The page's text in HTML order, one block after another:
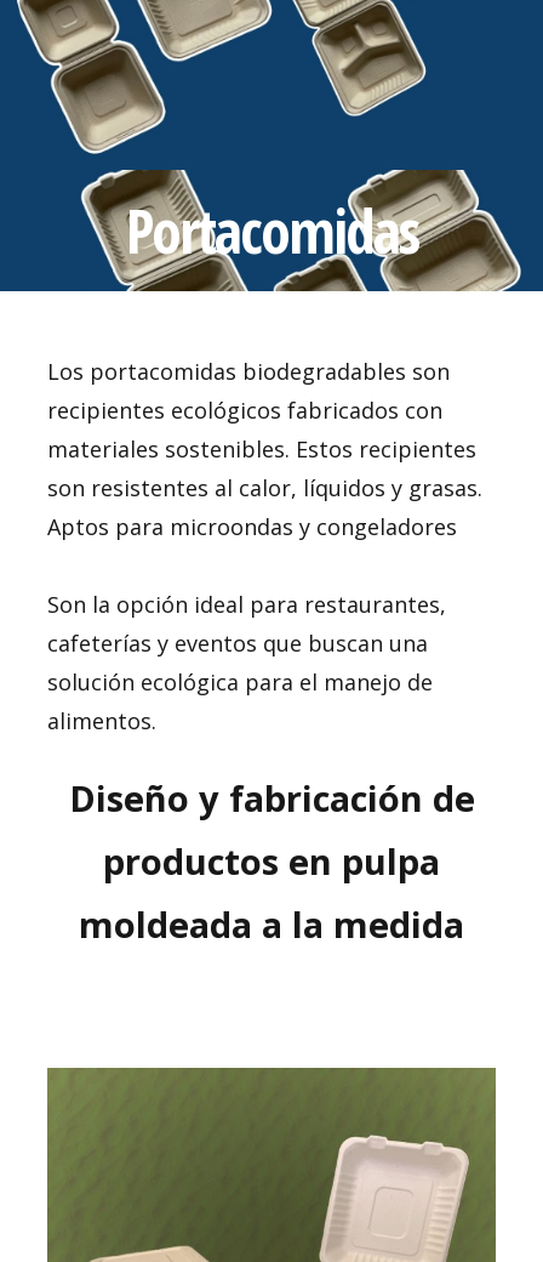
Portacomidas
Los portacomidas biodegradables son
recipientes ecológicos fabricados con
materiales sostenibles. Estos recipientes
son resistentes al calor, líquidos y grasas.
Aptos para microondas y congeladores
Son la opción ideal para restaurantes,
cafeterías y eventos que buscan una
solución ecológica para el manejo de
alimentos.
Diseño y fabricación de
productos en pulpa
moldeada a la medida